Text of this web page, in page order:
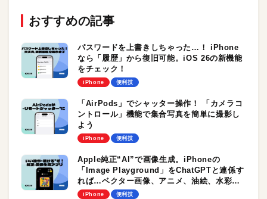
おすすめの記事
パスワードを上書きしちゃった…！ iPhone
なら「履歴」から復旧可能。iOS 26の新機能
をチェック！
iPhone 便利技
「AirPods」でシャッター操作！ 「カメラコ
ントロール」機能で集合写真を簡単に撮影し
よう
iPhone 便利技
Apple純正“AI”で画像生成。iPhoneの
「Image Playground」をChatGPTと連係す
れば…ベクター画像、アニメ、油絵、水彩…
画風も自由自在！ iOS 26の新機能をチェック
iPhone 便利技